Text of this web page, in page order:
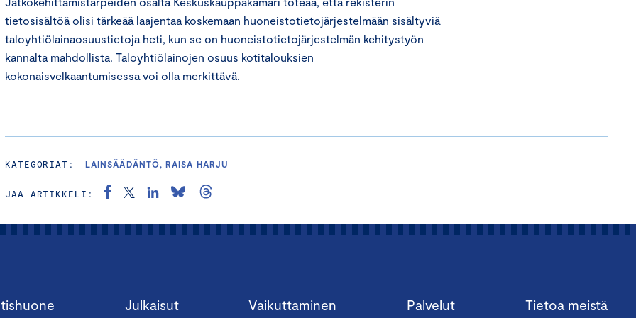
tietosisältöä olisi tärkeää laajentaa koskemaan huoneistotietojärjestelmään sisältyviä
taloyhtiölainaosuustietoja heti, kun se on huoneistotietojärjestelmän kehitystyön
kannalta mahdollista. Taloyhtiölainojen osuus kotitalouksien
kokonaisvelkaantumisessa voi olla merkittävä.
KATEGORIAT: LAINSÄÄDÄNTÖ, RAISA HARJU
JAA ARTIKKELI:
Julkaisut Vaikuttaminen Palvelut Tietoa meistä